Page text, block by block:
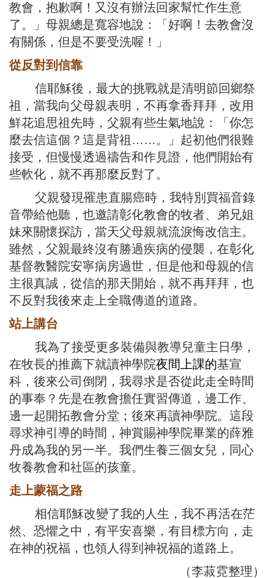
教會，抱歉啊！又沒有辦法回家幫忙作生意
了。」母親總是寬容地說：「好啊！去教會沒
有關係，但是不要受洗喔！」
從反對到信靠
信耶穌後，最大的挑戰就是清明節回鄉祭
祖，當我向父母親表明，不再拿香拜拜，改用
鮮花追思祖先時，父親有些生氣地說：「你怎
麼去信這個？這是背祖……。」起初他們很難
接受，但慢慢透過禱告和作見證，他們開始有
些軟化，就不再那麼反對了。
父親發現罹患直腸癌時，我特別買福音錄
音帶給他聽，也邀請彰化教會的牧者、弟兄姐
妹來關懷探訪，當天父母親就流淚悔改信主。
雖然，父親最終沒有勝過疾病的侵襲，在彰化
基督教醫院安寧病房過世，但是他和母親的信
主很真誠，從信的那天開始，就不再拜拜，也
不反對我後來走上全職傳道的道路。
站上講台
我為了接受更多裝備與教導兒童主日學，
在牧長的推薦下就讀神學院夜間上課的基宣
科，後來公司倒閉，我尋求是否從此走全時間
的事奉？先是在教會擔任實習傳道，邊工作、
邊一起開拓教會分堂；後來再讀神學院。這段
尋求神引導的時間，神賞賜神學院畢業的薛雅
丹成為我的另一半。我們生養三個女兒，同心
牧養教會和社區的孩童。
走上蒙福之路
相信耶穌改變了我的人生，我不再活在茫
然、恐懼之中，有平安喜樂，有目標方向，走
在神的祝福，也領人得到神祝福的道路上。
（李菽霓整理）